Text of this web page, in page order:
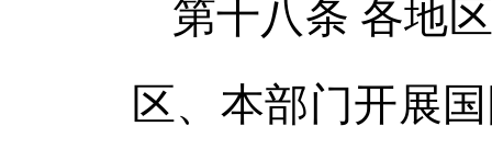
第十八条 各地
区、本部门开展